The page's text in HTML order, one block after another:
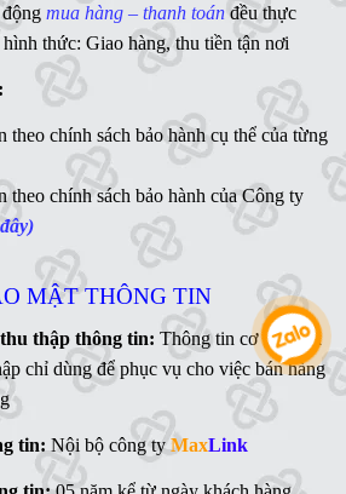
mua hàng – thanh toán đều thực
thức: Giao hàng, thu tiền tận nơi
theo chính sách bảo hành cụ thể của từng
theo chính sách bảo hành của Công ty
MẬT THÔNG TIN
thập thông tin: Thông tin cơ bản của
chỉ dùng để phục vụ cho việc bán hàng
tin: Nội bộ công tyMaxLink